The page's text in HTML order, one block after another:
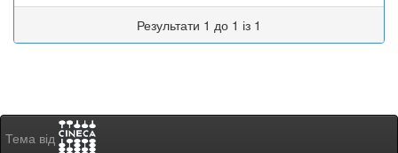
Результати 1 до 1 із 1
Тема від